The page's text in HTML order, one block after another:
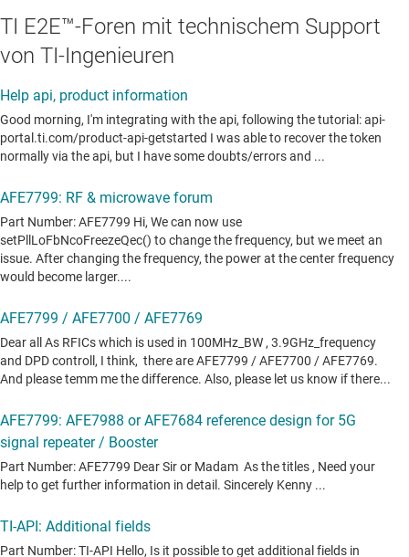
TI E2E™-Foren mit technischem Support
von TI-Ingenieuren